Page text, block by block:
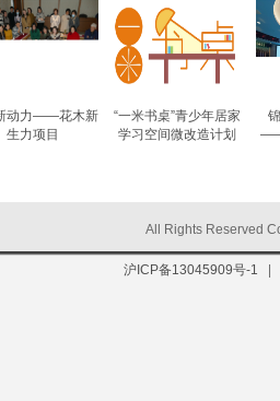
动力——花木新
生力项目
“一米书桌”青少年居家
学习空间微改造计划
All Rights Reserved
沪ICP备13045909号-1